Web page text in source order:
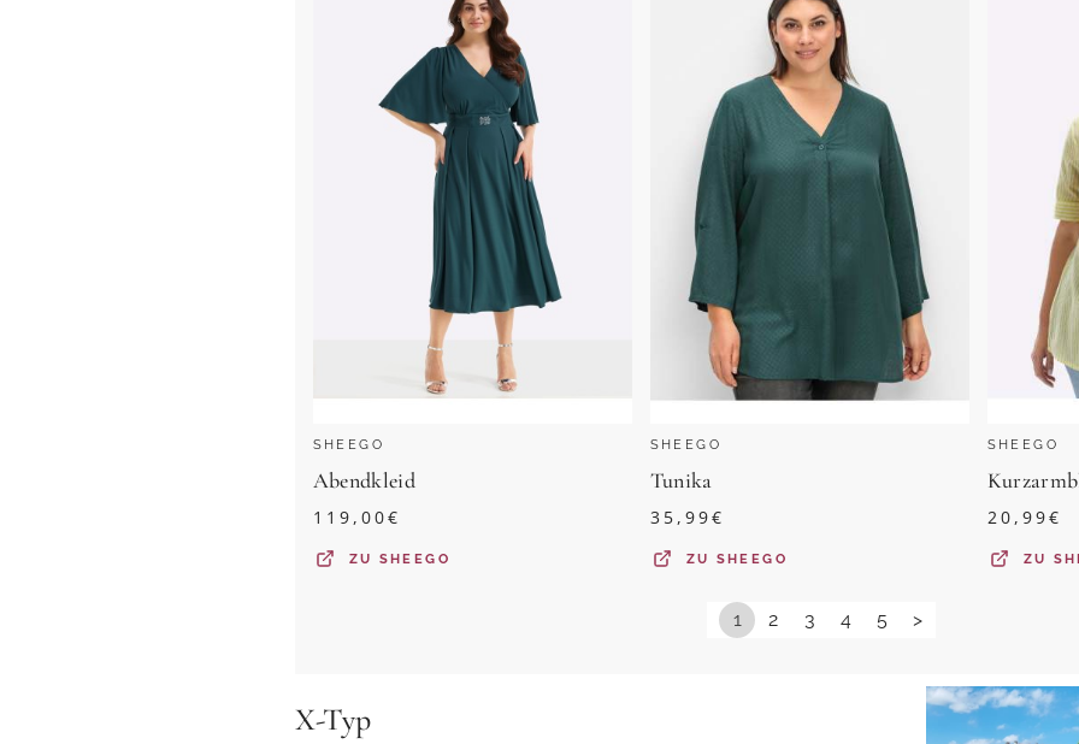
SHEEGO
Abendkleid
119,00€
ZU SHEEGO
SHEEGO
Tunika
35,99€
ZU SHEEGO
SHEEGO
20,99€
ZU
1 2 3 4 5 >
X-Typ